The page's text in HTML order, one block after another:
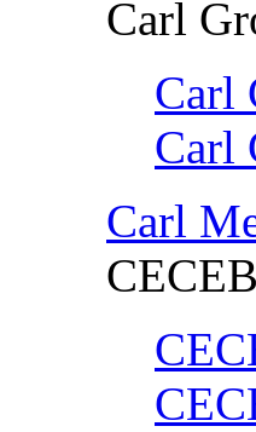
Carl
Carl
Carl
Carl